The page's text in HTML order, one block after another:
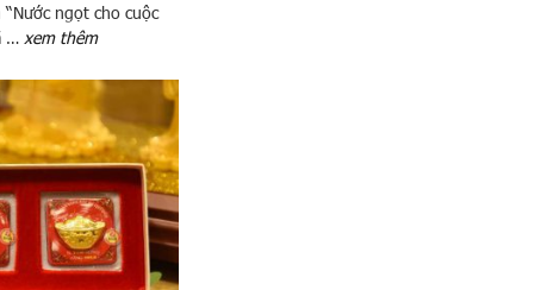
ngọt cho cuộc
… xem thêm